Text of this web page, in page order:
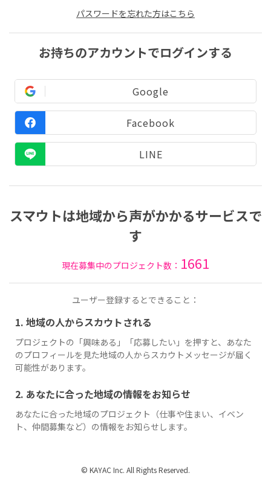
パスワードを忘れた方はこちら
お持ちのアカウントでログインする
Google
Facebook
LINE
スマウトは地域から声がかかるサービスで
す
現在募集中のプロジェクト数： 1661
ユーザー登録するとできること：
1. 地域の人からスカウトされる
プロジェクトの「興味ある」「応募したい」を押すと、あなた
のプロフィールを見た地域の人からスカウトメッセージが届く
可能性があります。
2. あなたに合った地域の情報をお知らせ
あなたに合った地域のプロジェクト（仕事や住まい、イベン
ト、仲間募集など）の情報をお知らせします。
© KAYAC Inc. All Rights Reserved.